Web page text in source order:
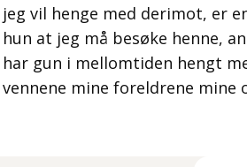
jeg vil henge med derimot, er
hun at jeg må besøke henne,
har gun i mellomtiden hengt
vennene mine foreldrene mine